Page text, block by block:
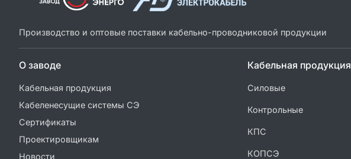
Производство и оптовые поставки кабельно-проводниковой продукции
О заводе
Кабельная продукция
Кабеленесущие системы СЭ
Сертификаты
Проектировщикам
Новости
Кабельная продукция
Силовые
Контрольные
КПС
КОПСЭ